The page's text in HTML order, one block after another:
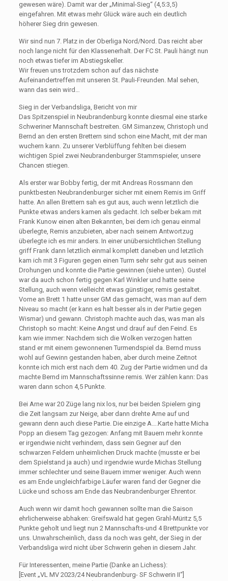
gewesen wäre). Damit war der „Minimal-Sieg“ (4,5:3,5)
eingefahren. Mit etwas mehr Glück wäre auch ein deutlich
höherer Sieg drin gewesen.
Wir sind nun 7. Platz in der Oberliga Nord/Nord. Das reicht aber
noch lange nicht für den Klassenerhalt. Der FC St. Pauli hängt nun
noch etwas tiefer im Abstiegskeller.
Wir freuen uns trotzdem schon auf das nächste
Aufeinandertreffen mit unseren St. Pauli-Freunden. Mal sehen,
wann das sein wird…
Sieg in der Verbandsliga, Bericht von mir
Das Spitzenspiel in Neubrandenburg konnte diesmal eine starke
Schweriner Mannschaft bestreiten. GM Simanzew, Christoph und
Bernd an den ersten Brettern sind schon eine Macht, mit der man
wuchern kann. Zu unserer Verblüffung fehlten bei diesem
wichtigen Spiel zwei Neubrandenburger Stammspieler, unsere
Chancen stiegen.
Als erster war Bobby fertig, der mit Andreas Rossmann den
punktbesten Neubrandenburger sicher mit einem Remis im Griff
hatte. An allen Brettern sah es gut aus, auch wenn letztlich die
Punkte etwas anders kamen als gedacht. Ich selber bekam mit
Frank Kunow einen alten Bekannten, bei dem ich genau einmal
überlegte, Remis anzubieten, aber nach seinem Antwortzug
überlegte ich es mir anders. In einer unübersichtlichen Stellung
griff Frank dann letztlich einmal komplett daneben und letztlich
kam ich mit 3 Figuren gegen einen Turm sehr sehr gut aus seinen
Drohungen und konnte die Partie gewinnen (siehe unten). Gustel
war da auch schon fertig gegen Karl Winkler und hatte seine
Stellung, auch wenn vielleicht etwas günstiger, remis gestaltet.
Vorne an Brett 1 hatte unser GM das gemacht, was man auf dem
Niveau so macht (er kann es halt besser als in der Partie gegen
Wismar) und gewann. Christoph machte auch das, was man als
Christoph so macht: Keine Angst und drauf auf den Feind. Es
kam wie immer: Nachdem sich die Wolken verzogen hatten
stand er mit einem gewonnenen Turmendspiel da. Bernd muss
wohl auf Gewinn gestanden haben, aber durch meine Zeitnot
konnte ich mich erst nach dem 40. Zug der Partie widmen und da
machte Bernd im Mannschaftssinne remis. Wer zählen kann: Das
waren dann schon 4,5 Punkte.
Bei Arne war 20 Züge lang nix los, nur bei beiden Spielern ging
die Zeit langsam zur Neige, aber dann drehte Arne auf und
gewann denn auch diese Partie. Die einzige A….Karte hatte Micha
Popp an diesem Tag gezogen: Anfang mit Bauern mehr konnte
er irgendwie nicht verhindern, dass sein Gegner auf den
schwarzen Feldern unheimlichen Druck machte (musste er bei
dem Spielstand ja auch) und irgendwie wurde Michas Stellung
immer schlechter und seine Bauern immer weniger. Auch wenn
es am Ende ungleichfarbige Läufer waren fand der Gegner die
Lücke und schoss am Ende das Neubrandenburger Ehrentor.
Auch wenn wir damit hoch gewannen sollte man die Saison
ehrlicherweise abhaken: Greifswald hat gegen Grahl-Müritz 5,5
Punkte geholt und liegt nun 2 Mannschafts-und 4 Brettpunkte vor
uns. Unwahrscheinlich, dass da noch was geht, der Sieg in der
Verbandsliga wird nicht über Schwerin gehen in diesem Jahr.
Für Interessenten, meine Partie (Danke an Lichess):
[Event „VL MV 2023/24 Neubrandenburg- SF Schwerin II“]